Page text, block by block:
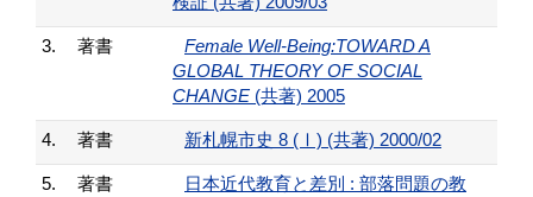
3. 著書
Female Well-Being:TOWARD A
GLOBAL THEORY OF SOCIAL
CHANGE (共著) 2005
4. 著書 新札幌市史 8 (Ⅰ) (共著) 2000/02
5. 著書
日本近代教育と差別 : 部落問題の教